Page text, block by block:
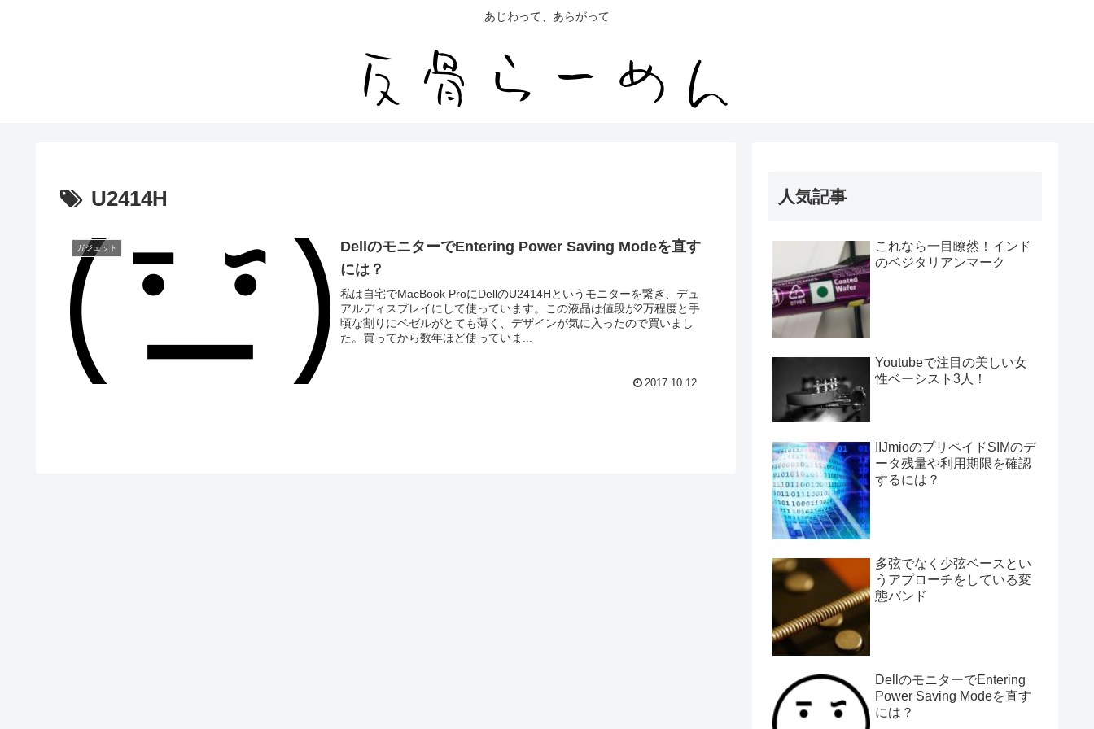
あじわって、あらがって
U2414H
ガジェット
DellのモニターでEntering Power Saving Modeを直す
には？
私は自宅でMacBook ProにDellのU2414Hというモニターを繋ぎ、デュ
アルディスプレイにして使っています。この液晶は値段が2万程度と手
頃な割りにベゼルがとても薄く、デザインが気に入ったので買いまし
た。買ってから数年ほど使っていま...
2017.10.12
人気記事
これなら一目瞭然！インド
のベジタリアンマーク
Youtubeで注目の美しい女
性ベーシスト3人！
IIJmioのプリペイドSIMのデ
ータ残量や利用期限を確認
するには？
多弦でなく少弦ベースとい
うアプローチをしている変
態バンド
DellのモニターでEntering
Power Saving Modeを直す
には？